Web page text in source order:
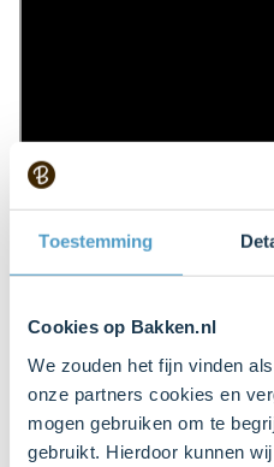
Toestemming
Cookies op Bakken.nl
We zouden het fijn vinden
onze partners cookies en
mogen gebruiken om te
gebruikt. Hierdoor kunnen